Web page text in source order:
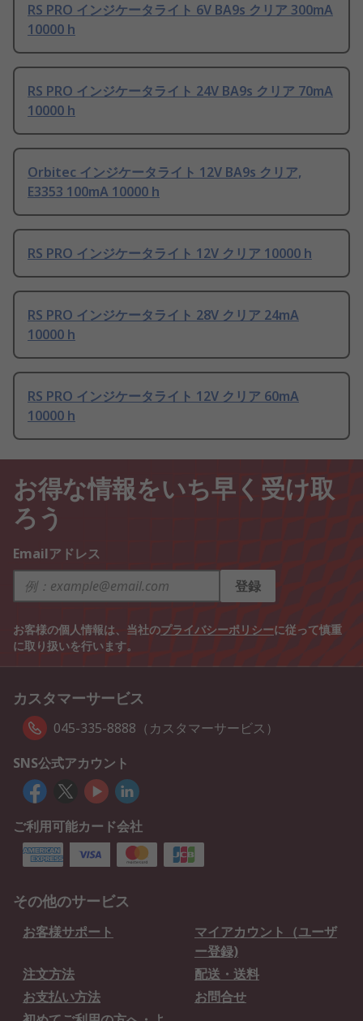
RS PRO インジケータライト 6V BA9s クリア 300mA
10000 h
RS PRO インジケータライト 24V BA9s クリア 70mA
10000 h
Orbitec インジケータライト 12V BA9s クリア,
E3353 100mA 10000 h
RS PRO インジケータライト 12V クリア 10000 h
RS PRO インジケータライト 28V クリア 24mA
10000 h
RS PRO インジケータライト 12V クリア 60mA
10000 h
お得な情報をいち早く受け取
ろう
Emailアドレス
登録
お客様の個人情報は、当社のプライバシーポリシーに従って慎重
に取り扱いを行います。
カスタマーサービス
045-335-8888（カスタマーサービス）
SNS公式アカウント
ご利用可能カード会社
その他のサービス
お客様サポート
マイアカウント（ユーザ
ー登録)
注文方法
配送・送料
お支払い方法
お問合せ